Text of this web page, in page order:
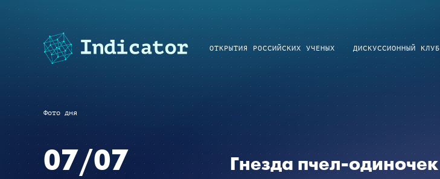
ОТКРЫТИЯ РОССИЙСКИХ УЧЕНЫХ ДИСКУССИОННЫЙ КЛУБ
Фото дня
07/07 Гнезда пчел-одиночек